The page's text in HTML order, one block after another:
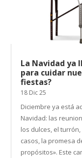
La Navidad ya
para cuidar
fiestas?
18 Dic 25
Diciembre ya está
Navidad: las
los dulces, el
casos, la promesa
propósitos». Este